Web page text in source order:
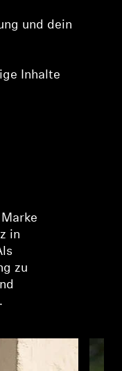
und dein
Inhalte
in
zu